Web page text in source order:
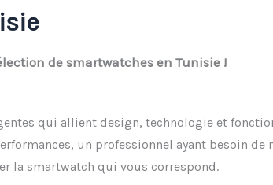
de smartwatches en Tunisie !
qui allient design, technologie et
, un professionnel ayant besoin
la smartwatch qui vous correspond.